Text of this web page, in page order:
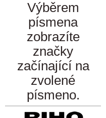
Výběrem
písmena
zobrazíte
značky
začínající na
zvolené
písmeno.